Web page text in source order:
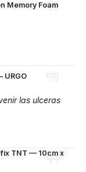
Memory Foam
URGO
las ulceras
TNT — 10cm x